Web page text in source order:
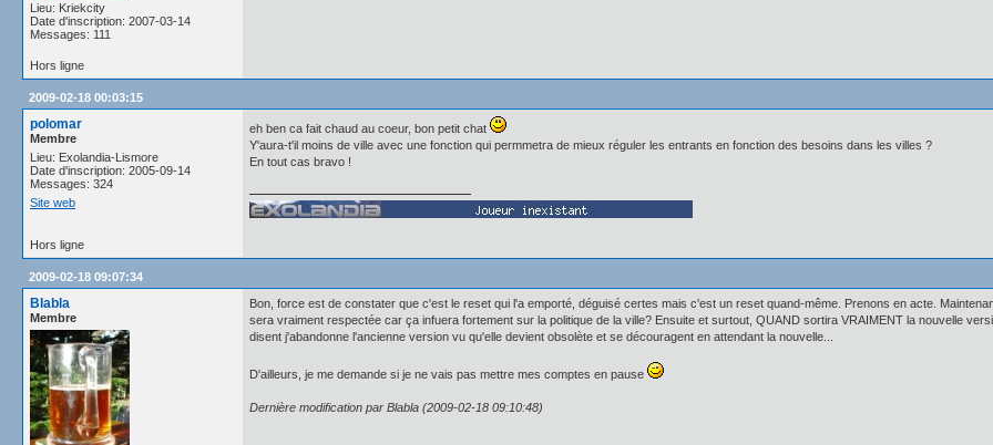
Lieu: Kriekcity
Date d'inscription: 2007-03-14
Messages: 111
Hors ligne
2009-02-18 00:03:15
polomar
Membre
Lieu: Exolandia-Lismore
Date d'inscription: 2005-09-14
Messages: 324
Site web
eh ben ca fait chaud au coeur, bon petit chat
Y'aura-t'il moins de ville avec une fonction qui permmetra de mieux réguler les entrants en fonction des besoins dans les villes ?
En tout cas bravo !
Hors ligne
2009-02-18 09:07:34
Blabla
Membre
Bon, force est de constater que c'est le reset qui l'a emporté, déguisé certes mais c'est un reset quand-même. Prenons en acte.
sera vraiment respectée car ça infuera fortement sur la politique de la ville? Ensuite et surtout, QUAND sortira VRAIMENT la nouvelle
disent j'abandonne l'ancienne version vu qu'elle devient obsolète et se découragent en attendant la nouvelle...
D'ailleurs, je me demande si je ne vais pas mettre mes comptes en pause
Dernière modification par Blabla (2009-02-18 09:10:48)